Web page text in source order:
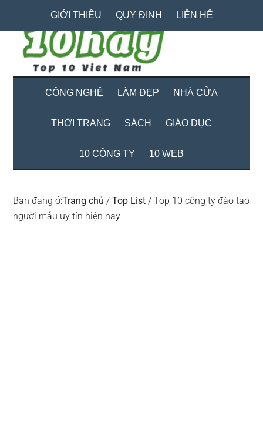
content
secondary
menu
primary
sidebar
GIỚI THIỆU QUY ĐỊNH LIÊN HỆ
CÔNG NGHỆ LÀM ĐẸP NHÀ CỬA
THỜI TRANG SÁCH GIÁO DỤC
10 CÔNG TY 10 WEB
Bạn đang ở:Trang chủ / Top List / Top 10 công ty đào tạo
người mẫu uy tín hiện nay